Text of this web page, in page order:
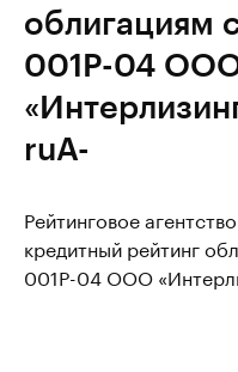
облигациям
001Р-04
ruA-
Рейтинговое
кредитный рейтинг
001Р-04 ООО